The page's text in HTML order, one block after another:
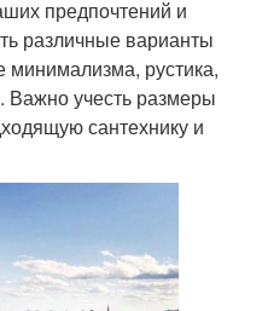
предпочтений и
различные варианты
минимализма, рустика,
Важно учесть размеры
сантехнику и